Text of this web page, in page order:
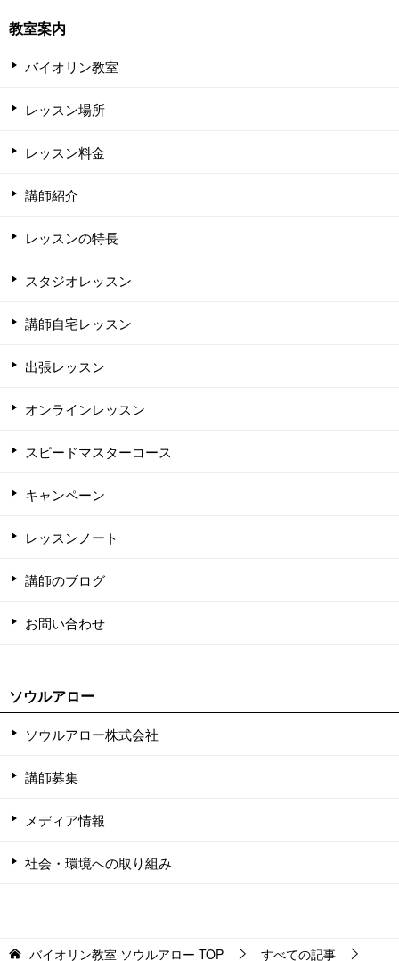
教室案内
バイオリン教室
レッスン場所
レッスン料金
講師紹介
レッスンの特長
スタジオレッスン
講師自宅レッスン
出張レッスン
オンラインレッスン
スピードマスターコース
キャンペーン
レッスンノート
講師のブログ
お問い合わせ
ソウルアロー
ソウルアロー株式会社
講師募集
メディア情報
社会・環境への取り組み
バイオリン教室 ソウルアロー TOP すべての記事